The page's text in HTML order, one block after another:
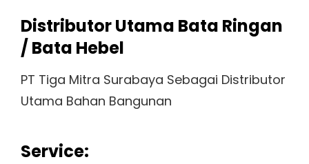
Distributor Utama Bata Ringan
/ Bata Hebel
PT Tiga Mitra Surabaya Sebagai Distributor
Utama Bahan Bangunan
Service: